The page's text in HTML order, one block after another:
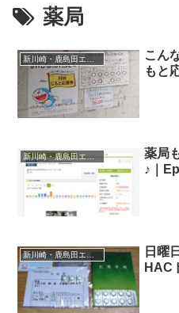
薬局
こん
もと
新川崎・鹿島田エリア
薬局
♪｜
新川崎・鹿島田エリア
日曜
HAC